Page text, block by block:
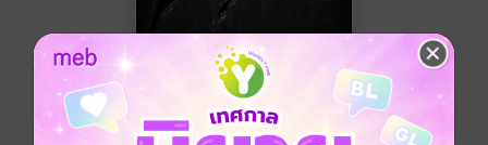
jackie letter
นิยายลึกลับ/เขย่า